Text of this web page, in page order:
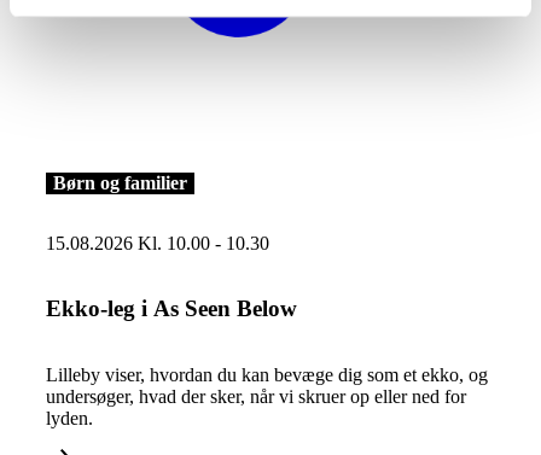
Børn og familier
15.08.2026 Kl. 10.00 - 10.30
Ekko-leg i As Seen Below
Lilleby viser, hvordan du kan bevæge dig som et ekko, og
undersøger, hvad der sker, når vi skruer op eller ned for
lyden.